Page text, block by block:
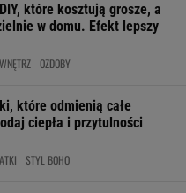
które kosztują grosze, a
w domu. Efekt lepszy
OZDOBY
które odmienią całe
ciepła i przytulności
STYL BOHO